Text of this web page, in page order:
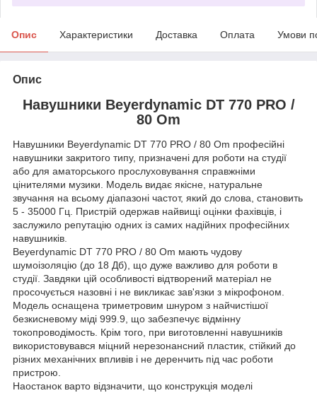
Опис Характеристики Доставка Оплата Умови
Опис
Навушники Beyerdynamic DT 770 PRO /
80 Om
Навушники Beyerdynamic DT 770 PRO / 80 Om професійні
навушники закритого типу, призначені для роботи на студії
або для аматорського прослуховування справжніми
цінителями музики. Модель видає якісне, натуральне
звучання на всьому діапазоні частот, який до слова, становить
5 - 35000 Гц. Пристрій одержав найвищі оцінки фахівців, і
заслужило репутацію одних із самих надійних професійних
навушників.
Beyerdynamic DT 770 PRO / 80 Om мають чудову
шумоізоляцію (до 18 Дб), що дуже важливо для роботи в
студії. Завдяки цій особливості відтворений матеріал не
просочується назовні і не викликає зав'язки з мікрофоном.
Модель оснащена триметровим шнуром з найчистішої
безкисневому міді 999.9, що забезпечує відмінну
токопроводімость. Крім того, при виготовленні навушників
використовувався міцний нерезонансний пластик, стійкий до
різних механічних впливів і не деренчить під час роботи
пристрою.
Наостанок варто відзначити, що конструкція моделі